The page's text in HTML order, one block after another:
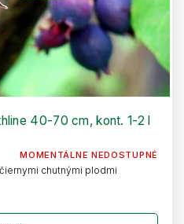
40-70 cm, kont. 1-2 l
MOMENTÁLNE NEDOSTUPNÉ
chutnými plodmi